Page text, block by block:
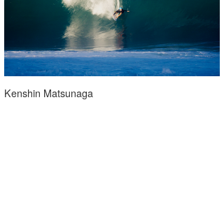
Kenshin Matsunaga